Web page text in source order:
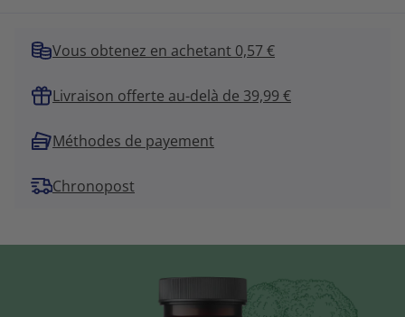
Vous obtenez en achetant 0,57 €
Livraison offerte au-delà de 39,99 €
Méthodes de payement
Chronopost